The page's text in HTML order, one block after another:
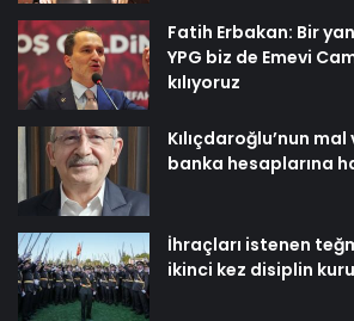
Fatih Erbakan: Bir
YPG biz de Emevi
kılıyoruz
Kılıçdaroğlu’nun mal
banka hesaplarına
İhraçları istenen
ikinci kez disiplin